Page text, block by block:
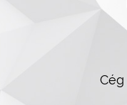
Cég